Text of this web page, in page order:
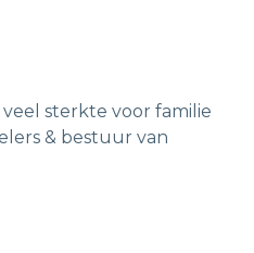
sterkte voor familie
& bestuur van